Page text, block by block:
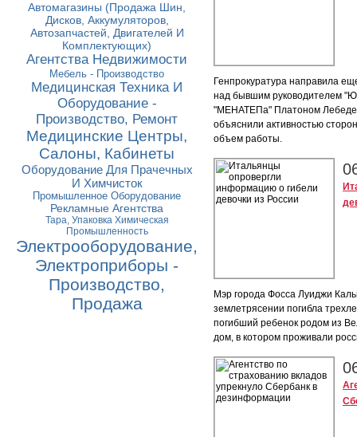
Генпрокуратура направила
над бывшим руководителем
"МЕНАТЕПа" Платоном
объяснили активностью
объем работы.
Мэр города Фосса Луиджи
землетрясении погибла
погибший ребенок родом из
дом, в котором проживали
Автомагазины (Продажа Шин,
Дисков, Аккумуляторов,
Автозапчастей, Двигателей И
Комплектующих)
Агентства Недвижимости
Мебель - Производство
Медицинская Техника И
Оборудование -
Производство, Ремонт
Медицинские Центры,
Салоны, Кабинеты
Оборудование Для Прачечных
И Химчисток
Промышленное Оборудование
Рекламные Агентства
Тара, Упаковка Химическая
Промышленность
Электрооборудование,
Электроприборы -
Производство,
Продажа